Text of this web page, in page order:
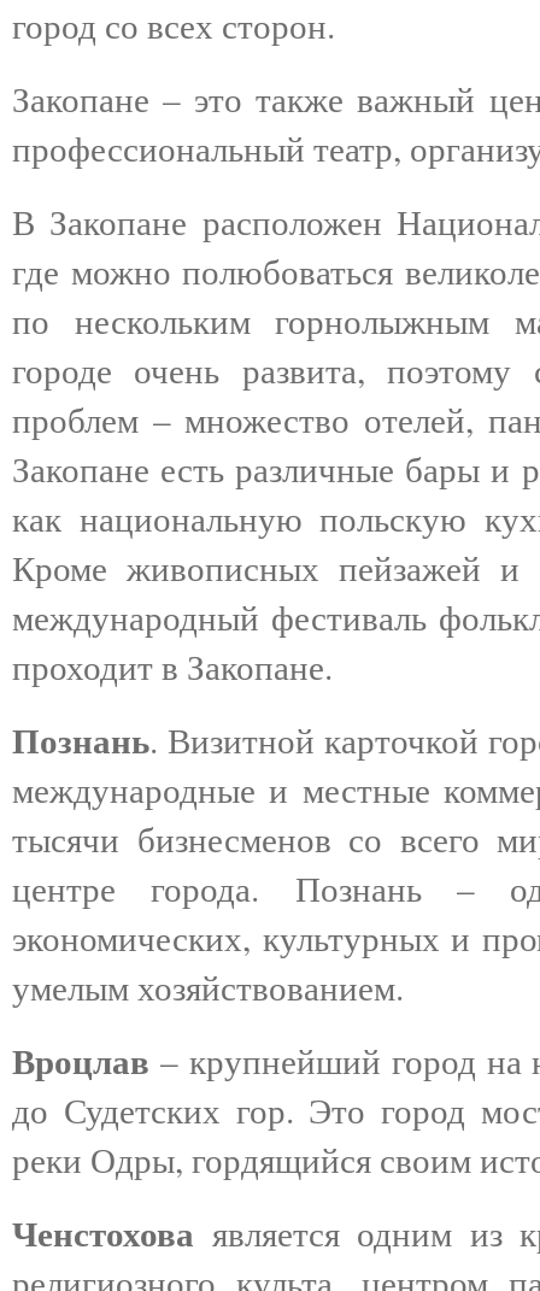
город со всех сторон.
Закопане – это также важный
профессиональный театр,
В Закопане расположен
где можно полюбоваться
по нескольким горнолыжным
городе очень развита,
проблем – множество отелей,
Закопане есть различные бары и
как национальную польскую
Кроме живописных пейзажей и
международный фестиваль
проходит в Закопане.
Познань. Визитной карточкой
международные и местные
тысячи бизнесменов со всего
центре города. Познань –
экономических, культурных и
умелым хозяйствованием.
Вроцлав – крупнейший город на
до Судетских гор. Это город
реки Одры, гордящийся своим
Ченстохова является одним